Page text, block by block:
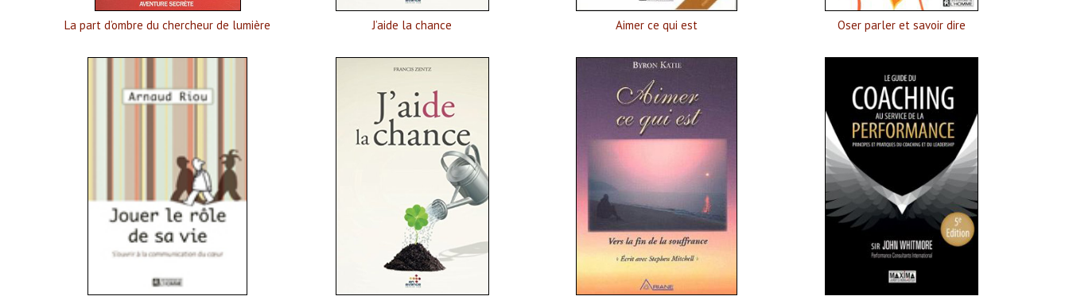
La part d’ombre du chercheur de lumière J’aide la chance Aimer ce qui est Oser parler et savoir dire